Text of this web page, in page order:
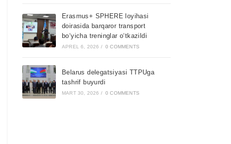
Erasmus+ SPHERE loyihasi
doirasida barqaror transport
bo‘yicha treninglar o‘tkazildi
APREL 6, 2026 / 0 COMMENTS
Belarus delegatsiyasi TTPUga
tashrif buyurdi
MART 30, 2026 / 0 COMMENTS